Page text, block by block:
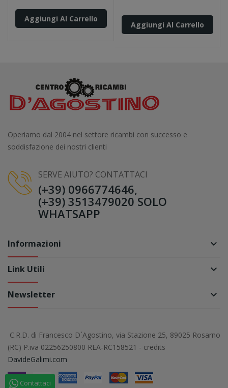
Contattaci
Aggiungi Al Carrello
Aggiungi Al Carrello
Operiamo dal 2004 nel settore ricambi con successo e
soddisfazione dei nostri clienti
SERVE AIUTO? CONTATTACI
(+39) 0966774646,
(+39) 3513479020 SOLO
WHATSAPP
Informazioni keyboard_arrow_down
Link Utili keyboard_arrow_down
Newsletter keyboard_arrow_down
C.R.D. di Francesco D´Agostino, via Stazione 25, 89025 Rosarno
(RC) P.iva 02256250800 REA-RC158521 - credits
DavideGalimi.com